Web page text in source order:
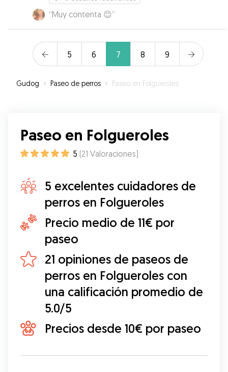
“Muy contenta 😊”
5 6 7 8 9
Gudog » Paseo de perros » Paseo en Folgueroles
Paseo en Folgueroles
5 (21 Valoraciones)
5 excelentes cuidadores de
perros en Folgueroles
Precio medio de 11€ por
paseo
21 opiniones de paseos de
perros en Folgueroles con
una calificación promedio de
5.0/5
Precios desde 10€ por paseo